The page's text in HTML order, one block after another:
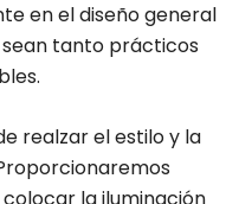
en el diseño general
sean tanto prácticos
realzar el estilo y la